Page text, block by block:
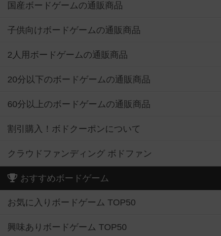
国産ボードゲームの通販商品
子供向けボードゲームの通販商品
2人用ボードゲームの通販商品
20分以下のボードゲームの通販商品
60分以上のボードゲームの通販商品
割引購入！ボドクーポンについて
クラウドファンディング ボドファン
おすすめボードゲーム
お気に入りボードゲーム TOP50
興味ありボードゲーム TOP50